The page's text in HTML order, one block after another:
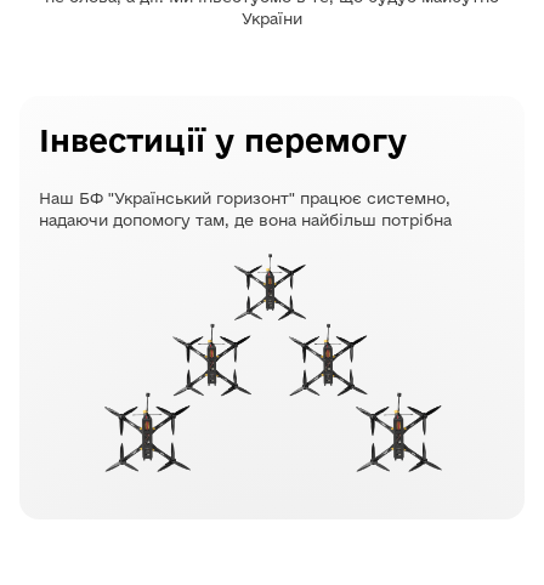
України
Інвестиції у перемогу
Наш БФ "Український горизонт" працює системно,
надаючи допомогу там, де вона найбільш потрібна